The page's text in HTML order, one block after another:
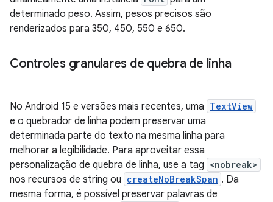
determinado peso. Assim, pesos precisos são
renderizados para 350, 450, 550 e 650.
Controles granulares de quebra de linha
No Android 15 e versões mais recentes, uma TextView
e o quebrador de linha podem preservar uma
determinada parte do texto na mesma linha para
melhorar a legibilidade. Para aproveitar essa
personalização de quebra de linha, use a tag <nobreak>
nos recursos de string ou createNoBreakSpan . Da
mesma forma, é possível preservar palavras de